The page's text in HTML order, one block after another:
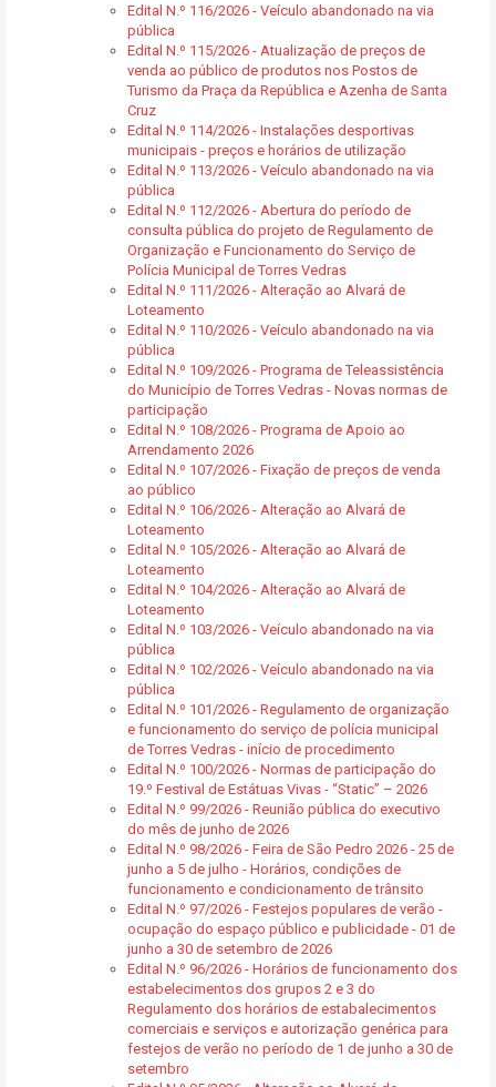
Edital N.º 116/2026 - Veículo abandonado na via
pública
Edital N.º 115/2026 - Atualização de preços de
venda ao público de produtos nos Postos de
Turismo da Praça da República e Azenha de Santa
Cruz
Edital N.º 114/2026 - Instalações desportivas
municipais - preços e horários de utilização
Edital N.º 113/2026 - Veículo abandonado na via
pública
Edital N.º 112/2026 - Abertura do período de
consulta pública do projeto de Regulamento de
Organização e Funcionamento do Serviço de
Polícia Municipal de Torres Vedras
Edital N.º 111/2026 - Alteração ao Alvará de
Loteamento
Edital N.º 110/2026 - Veículo abandonado na via
pública
Edital N.º 109/2026 - Programa de Teleassistência
do Município de Torres Vedras - Novas normas de
participação
Edital N.º 108/2026 - Programa de Apoio ao
Arrendamento 2026
Edital N.º 107/2026 - Fixação de preços de venda
ao público
Edital N.º 106/2026 - Alteração ao Alvará de
Loteamento
Edital N.º 105/2026 - Alteração ao Alvará de
Loteamento
Edital N.º 104/2026 - Alteração ao Alvará de
Loteamento
Edital N.º 103/2026 - Veículo abandonado na via
pública
Edital N.º 102/2026 - Veículo abandonado na via
pública
Edital N.º 101/2026 - Regulamento de organização
e funcionamento do serviço de polícia municipal
de Torres Vedras - início de procedimento
Edital N.º 100/2026 - Normas de participação do
19.º Festival de Estátuas Vivas - “Static” – 2026
Edital N.º 99/2026 - Reunião pública do executivo
do mês de junho de 2026
Edital N.º 98/2026 - Feira de São Pedro 2026 - 25 de
junho a 5 de julho - Horários, condições de
funcionamento e condicionamento de trânsito
Edital N.º 97/2026 - Festejos populares de verão -
ocupação do espaço público e publicidade - 01 de
junho a 30 de setembro de 2026
Edital N.º 96/2026 - Horários de funcionamento dos
estabelecimentos dos grupos 2 e 3 do
Regulamento dos horários de estabalecimentos
comerciais e serviços e autorização genérica para
festejos de verão no período de 1 de junho a 30 de
setembro